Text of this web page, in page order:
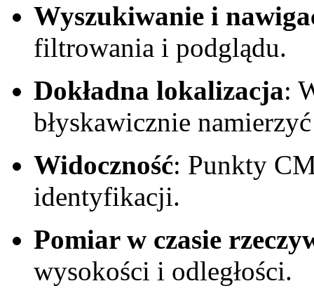
Wyszukiwanie i
filtrowania i podglądu.
Dokładna lokalizacja:
błyskawicznie
Widoczność: Punkty
identyfikacji.
Pomiar w czasie
wysokości i odległości.